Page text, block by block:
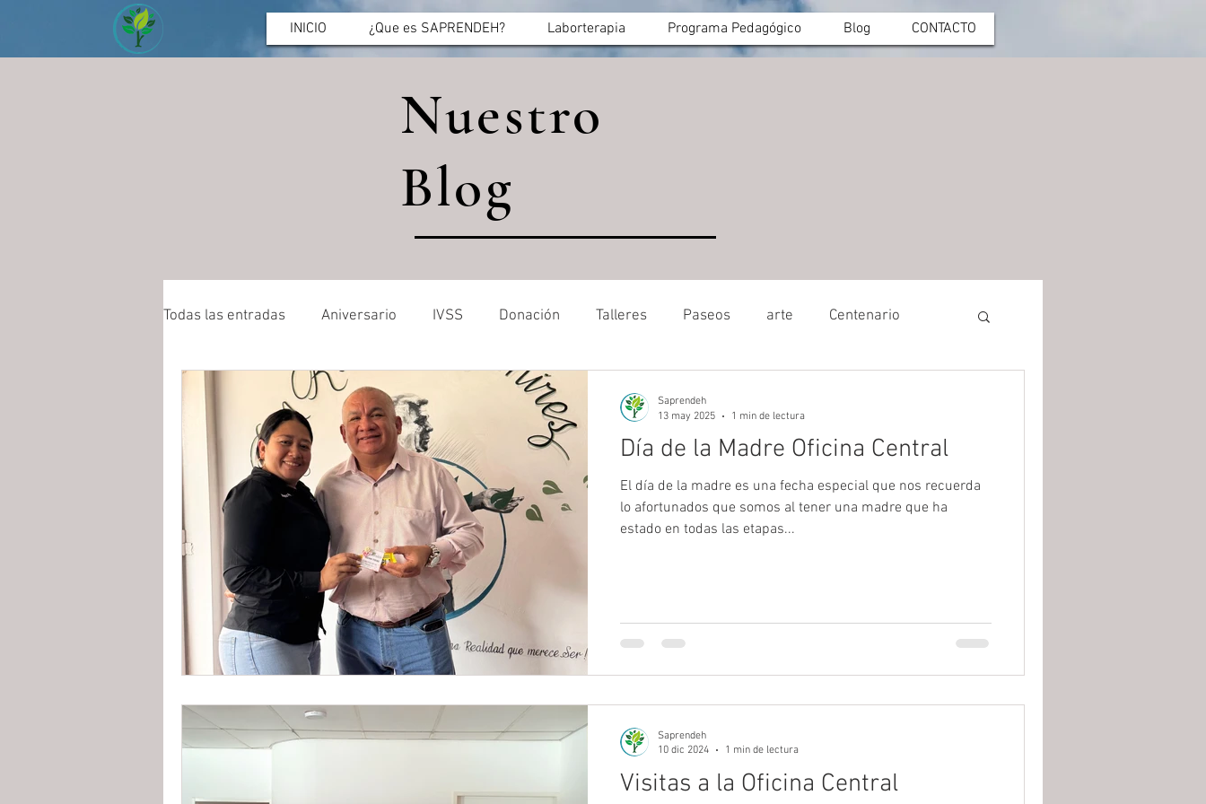
INICIO ¿Que es SAPRENDEH? Laborterapia Programa Pedagógico Blog CONTACTO
Nuestro
Blog
Todas las entradas Aniversario IVSS Donación Talleres Paseos arte Centenario
Deporte Asamblea
Día de la Madre Oficina Central
El día de la madre es una fecha especial que nos recuerda
lo afortunados que somos al tener una madre que ha
estado en todas las etapas...
Saprendeh
13 may 2025
1 min de lectura
Visitas a la Oficina Central
Saprendeh
10 dic 2024
1 min de lectura